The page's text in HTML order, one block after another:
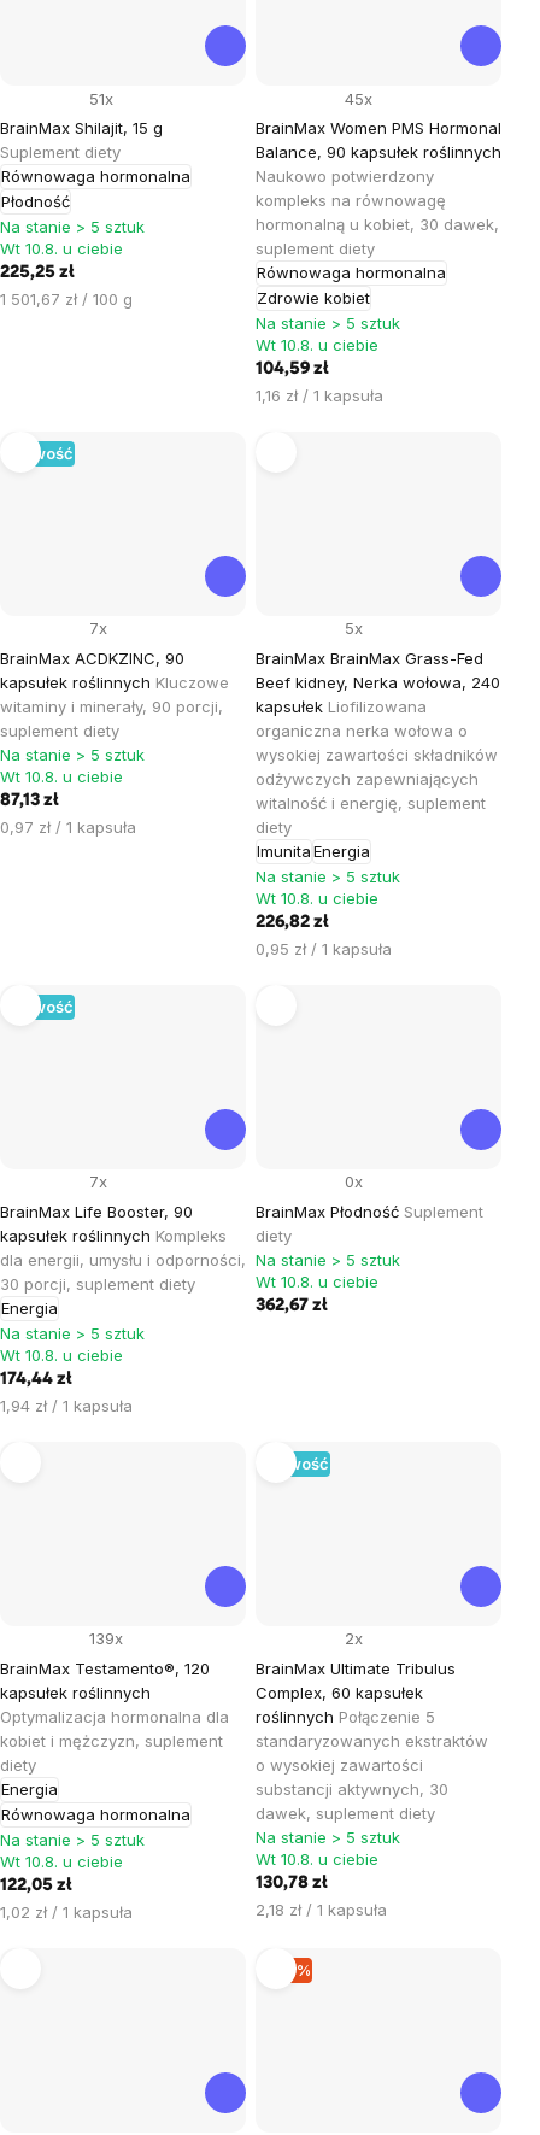
BrainMax Shilajit, 15 g
Suplement diety
Równowaga hormonalna
Płodność
51x
Na stanie > 5 sztuk
Wt 10.8. u ciebie
225,25 zł
Cena
1 501,67 zł / 100 g
BrainMax Women PMS Hormonal
Balance, 90 kapsułek roślinnych
Naukowo potwierdzony
kompleks na równowagę
hormonalną u kobiet, 30 dawek,
suplement diety
Równowaga hormonalna
Zdrowie kobiet
45x
Na stanie > 5 sztuk
Wt 10.8. u ciebie
104,59 zł
Cena
1,16 zł / 1 kapsuła
Nowość
BrainMax ACDKZINC, 90
kapsułek roślinnych Kluczowe
witaminy i minerały, 90 porcji,
suplement diety
7x
Na stanie > 5 sztuk
Wt 10.8. u ciebie
87,13 zł
Cena
0,97 zł / 1 kapsuła
BrainMax BrainMax Grass-Fed
Beef kidney, Nerka wołowa, 240
kapsułek Liofilizowana
organiczna nerka wołowa o
wysokiej zawartości składników
odżywczych zapewniających
witalność i energię, suplement
diety
ImunitaEnergia
5x
Na stanie > 5 sztuk
Wt 10.8. u ciebie
226,82 zł
Cena
0,95 zł / 1 kapsuła
Nowość
BrainMax Life Booster, 90
kapsułek roślinnych Kompleks
dla energii, umysłu i odporności,
30 porcji, suplement diety
Energia
7x
Na stanie > 5 sztuk
Wt 10.8. u ciebie
174,44 zł
Cena
1,94 zł / 1 kapsuła
BrainMax Płodność Suplement
diety
0x
Na stanie > 5 sztuk
Wt 10.8. u ciebie
362,67 zł
BrainMax Testamento®, 120
kapsułek roślinnych
Optymalizacja hormonalna dla
kobiet i mężczyzn, suplement
diety
Energia
Równowaga hormonalna
139x
Na stanie > 5 sztuk
Wt 10.8. u ciebie
122,05 zł
Cena
1,02 zł / 1 kapsuła
Nowość
BrainMax Ultimate Tribulus
Complex, 60 kapsułek
roślinnych Połączenie 5
standaryzowanych ekstraktów
o wysokiej zawartości
substancji aktywnych, 30
dawek, suplement diety
2x
Na stanie > 5 sztuk
Wt 10.8. u ciebie
130,78 zł
Cena
2,18 zł / 1 kapsuła
–19 %